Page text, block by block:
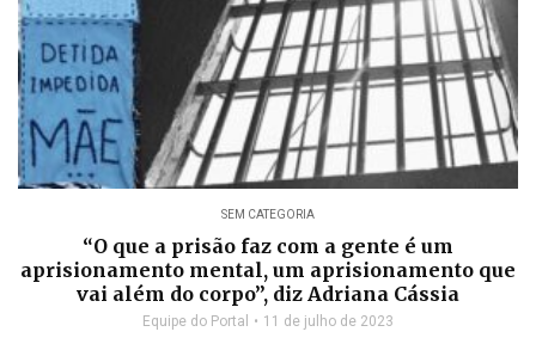
SEM CATEGORIA
“O que a prisão faz com a gente é um
aprisionamento mental, um aprisionamento que
vai além do corpo”, diz Adriana Cássia
Equipe do Portal 11 de julho de 2023